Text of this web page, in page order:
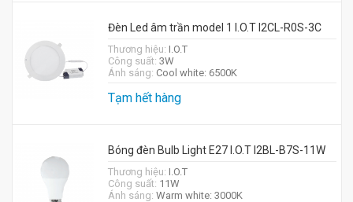
Đèn Led âm trần model 1 I.O.T I2CL-R0S-3C
Thương hiệu: I.O.T
Công suất: 3W
Ánh sáng: Cool white: 6500K
Tạm hết hàng
Bóng đèn Bulb Light E27 I.O.T I2BL-B7S-11W
Thương hiệu: I.O.T
Công suất: 11W
Ánh sáng: Warm white: 3000K